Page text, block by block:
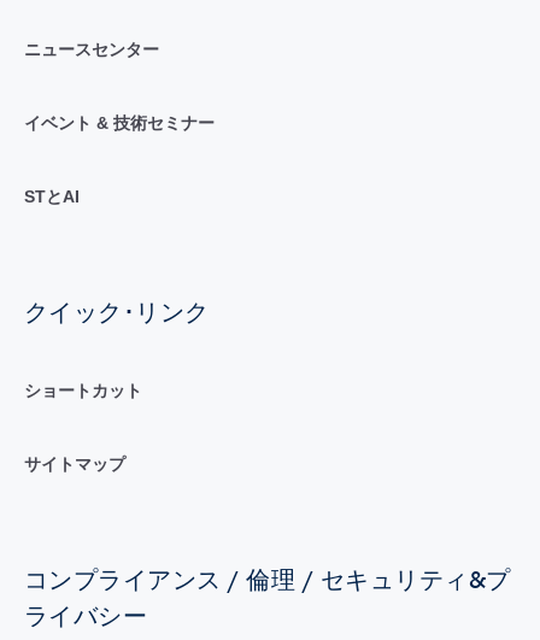
ニュースセンター
イベント & 技術セミナー
STとAI
クイック･リンク
ショートカット
サイトマップ
コンプライアンス / 倫理 / セキュリティ&プ
ライバシー